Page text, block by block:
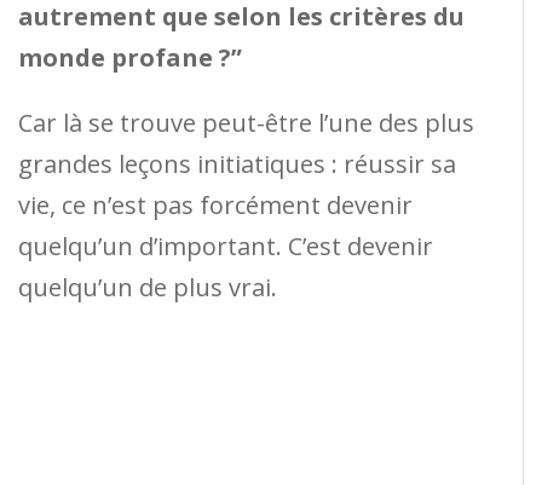
autrement que selon les critères du
monde profane ?”
Car là se trouve peut-être l’une des plus
grandes leçons initiatiques : réussir sa
vie, ce n’est pas forcément devenir
quelqu’un d’important. C’est devenir
quelqu’un de plus vrai.